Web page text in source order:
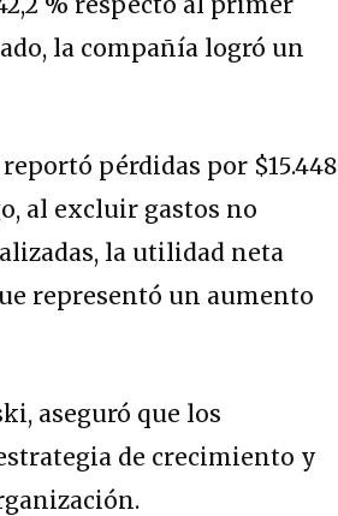
la compañía logró un
pérdidas por $15.448
al excluir gastos no
la utilidad neta
representó un aumento
aseguró que los
de crecimiento y